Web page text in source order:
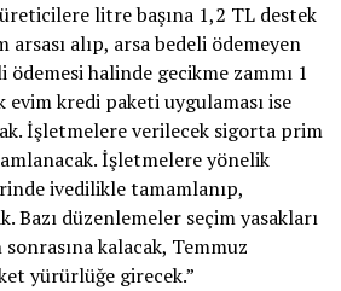
litre başına 1,2 TL destek
arsası alıp, arsa bedeli ödemeyen
halinde gecikme zammı 1
kredi paketi uygulaması ise
İşletmelere verilecek sigorta prim
İşletmelere yönelik
ivedilikle tamamlanıp,
Bazı düzenlemeler seçim yasakları
kalacak, Temmuz
yürürlüğe girecek.”